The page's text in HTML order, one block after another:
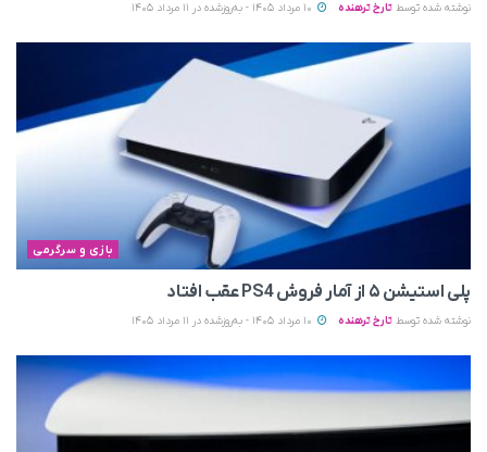
نوشته شده توسط تارخ ترهنده
بازی و سرگرمی
پلی استیشن ۵ از آمار فروش PS4 عقب افتاد
نوشته شده توسط تارخ ترهنده